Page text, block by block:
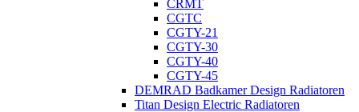
CRMT
CGTC
CGTY-21
CGTY-30
CGTY-40
CGTY-45
DEMRAD Badkamer Design Radiatoren
Titan Design Electric Radiatoren